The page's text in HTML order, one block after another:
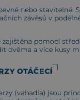
nebo stavitelné.
závěsů v
pomocí
dvěma a více kusy
OTÁČECÍ
(vahadla) jsou